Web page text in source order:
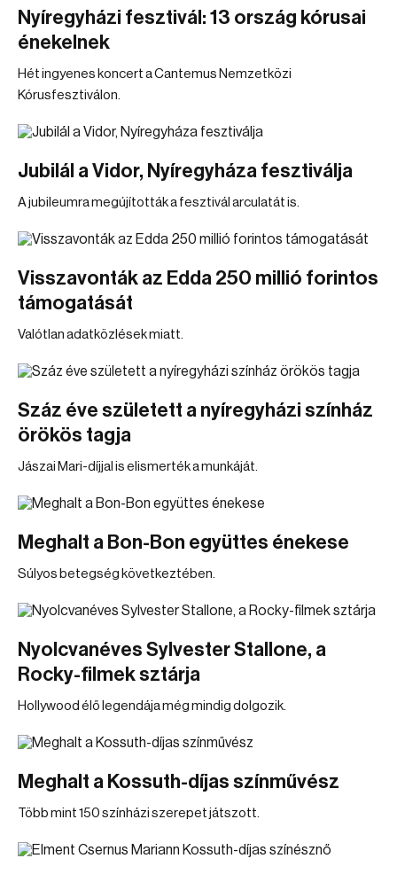
Nyíregyházi fesztivál: 13 ország kórusai
énekelnek
Hét ingyenes koncert a Cantemus Nemzetközi
Kórusfesztiválon.
Jubilál a Vidor, Nyíregyháza fesztiválja
A jubileumra megújították a fesztivál arculatát is.
Visszavonták az Edda 250 millió forintos
támogatását
Valótlan adatközlések miatt.
Száz éve született a nyíregyházi színház
örökös tagja
Jászai Mari-díjjal is elismerték a munkáját.
Meghalt a Bon-Bon együttes énekese
Súlyos betegség következtében.
Nyolcvanéves Sylvester Stallone, a
Rocky-filmek sztárja
Hollywood élő legendája még mindig dolgozik.
Meghalt a Kossuth-díjas színművész
Több mint 150 színházi szerepet játszott.